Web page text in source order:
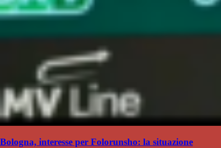
Bologna, interesse per Folorunsho: la situazione